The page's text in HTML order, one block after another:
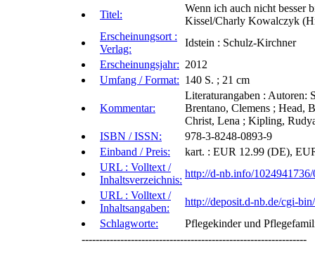
Titel:
Wenn ich auch nicht besser
Kissel/Charly Kowalczyk
Erscheinungsort :
Verlag:
Idstein : Schulz-Kirchner
Erscheinungsjahr: 2012
Umfang / Format: 140 S. ; 21 cm
Kommentar:
Literaturangaben : Autoren:
Brentano, Clemens ; Head,
Christ, Lena ; Kipling,
ISBN / ISSN:
978-3-8248-0893-9
Einband / Preis:
kart. : EUR 12.99 (DE),
URL : Volltext /
Inhaltsverzeichnis:
http://d-nb.info/1024941736/
URL : Volltext /
Inhaltsangaben:
http://deposit.d-nb.de/cgi-
Schlagworte:
Pflegekinder und
----------------------------------------------------------------